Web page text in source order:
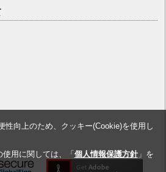
性向上のため、クッキー(Cookie)を使用し
用に関しては、「 個人情報保護方針」を